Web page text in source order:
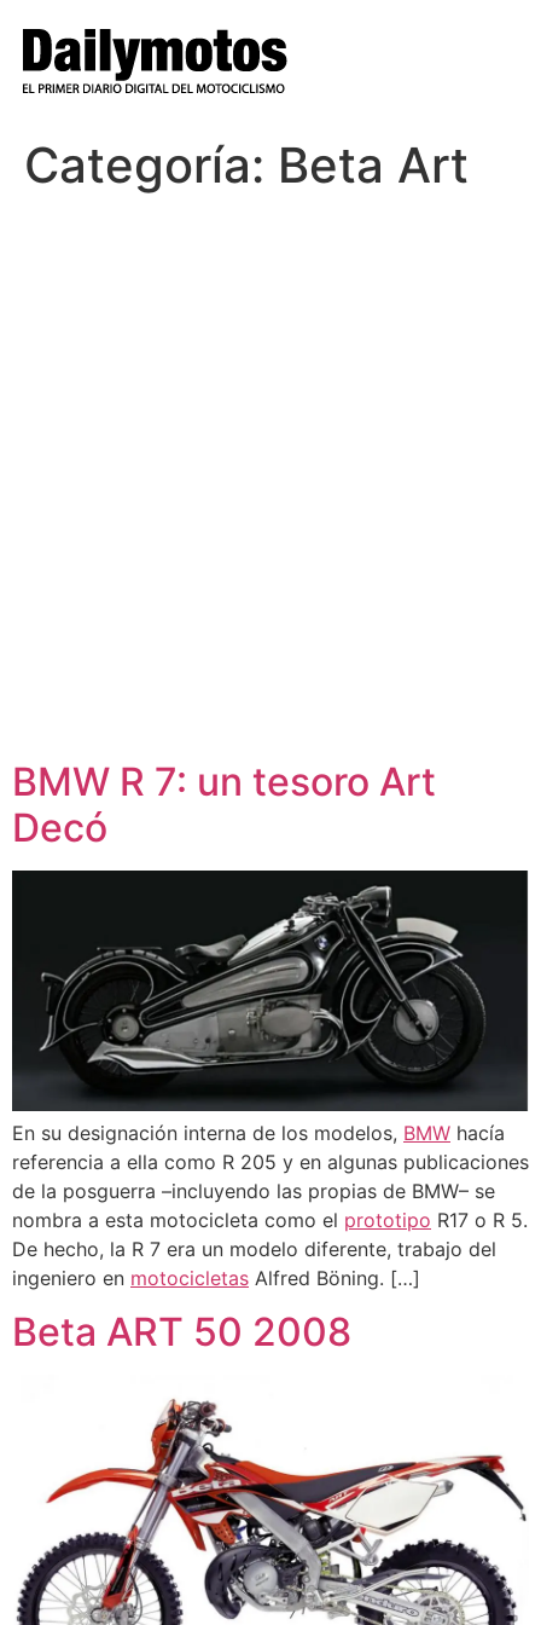
contenido
Categoría: Beta Art
BMW R 7: un tesoro Art
Decó
En su designación interna de los modelos, BMW hacía
referencia a ella como R 205 y en algunas publicaciones
de la posguerra –incluyendo las propias de BMW– se
nombra a esta motocicleta como el prototipo R17 o R 5.
De hecho, la R 7 era un modelo diferente, trabajo del
ingeniero en motocicletas Alfred Böning. […]
Beta ART 50 2008